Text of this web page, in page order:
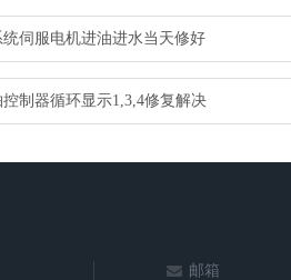
统伺服电机进油进水当天修好
控制器循环显示1,3,4修复解决
邮箱